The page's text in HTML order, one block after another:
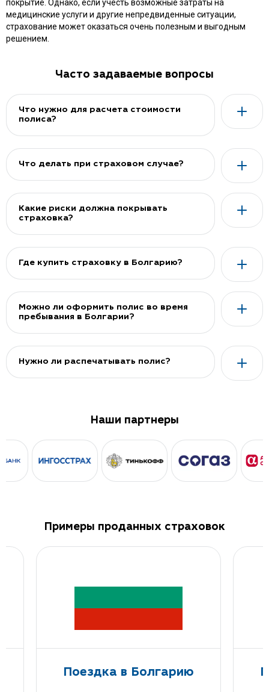
покрытие. Однако, если учесть возможные затраты на
медицинские услуги и другие непредвиденные ситуации,
страхование может оказаться очень полезным и выгодным
решением.
Часто задаваемые вопросы
Что нужно для расчета стоимости
полиса?
Что делать при страховом случае?
Какие риски должна покрывать
страховка?
Где купить страховку в Болгарию?
Можно ли оформить полис во время
пребывания в Болгарии?
Нужно ли распечатывать полис?
Наши партнеры
Примеры проданных страховок
Поездка в Болгарию